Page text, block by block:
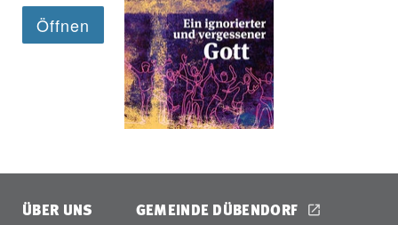
ÜBER UNS
GEMEINDE DÜBENDORF